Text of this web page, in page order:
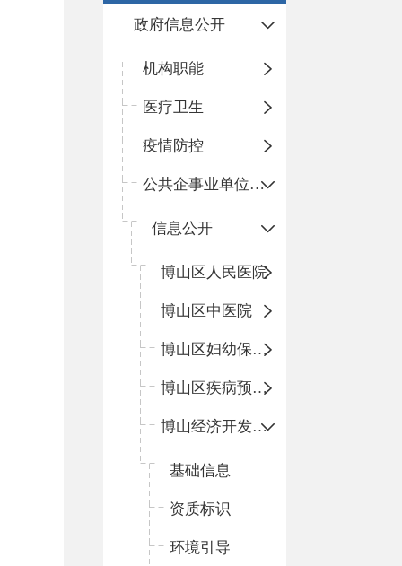
政府信息公开
机构职能
医疗卫生
疫情防控
公共企事业单位信息公开
信息公开
​博山区人民医院
博山区中医院
博山区妇幼保健院
博山区疾病预防控制中心
博山经济开发区卫生院
基础信息
资质标识
环境引导